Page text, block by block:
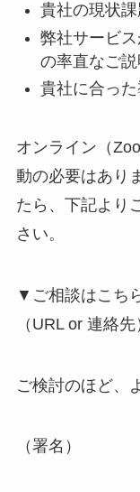
貴社の現状
弊社サービ
の率直なご説
貴社に合っ
オンライン（
動の必要はあり
たら、下記より
さい。
▼ご相談はこち
（URL or 連絡先
ご検討のほど、
（署名）